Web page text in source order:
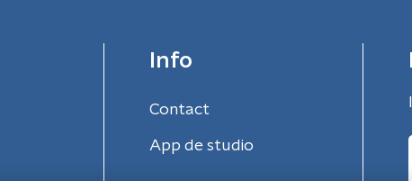
Info
Contact
App de studio